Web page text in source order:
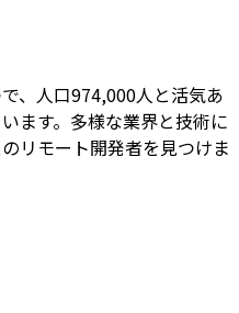
、人口974,000人と活気あ
ます。多様な業界と技術に
リモート開発者を見つけま